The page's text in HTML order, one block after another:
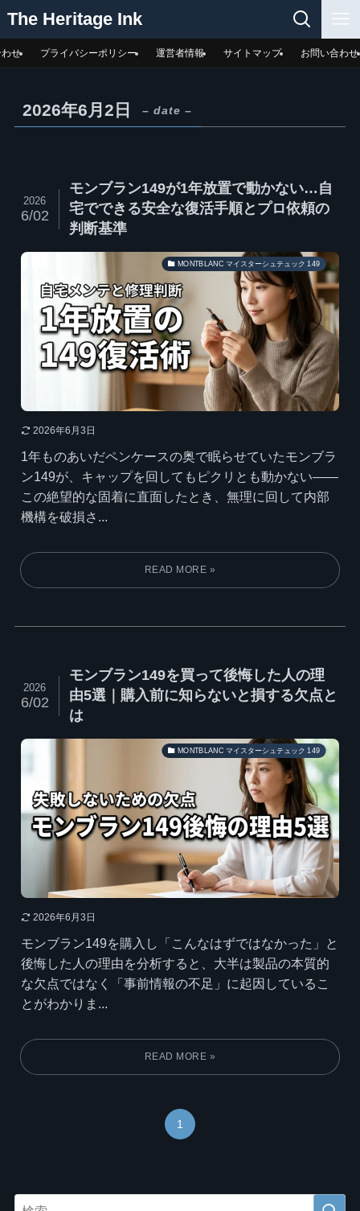
The Heritage Ink
せ プライバシーポリシー 運営者情報 サイトマップ お問い合わせ
2026年6月2日 – date –
モンブラン149が1年放置で動かない…自
宅でできる安全な復活手順とプロ依頼の
判断基準
2026
6/02
MONTBLANC マイスターシュテュック 149
2026年6月3日
1年ものあいだペンケースの奥で眠らせていたモンブラ
ン149が、キャップを回してもピクリとも動かない——
この絶望的な固着に直面したとき、無理に回して内部
機構を破損さ...
モンブラン149を買って後悔した人の理
由5選｜購入前に知らないと損する欠点と
は
2026
6/02
MONTBLANC マイスターシュテュック 149
2026年6月3日
モンブラン149を購入し「こんなはずではなかった」と
後悔した人の理由を分析すると、大半は製品の本質的
な欠点ではなく「事前情報の不足」に起因しているこ
とがわかりま...
1